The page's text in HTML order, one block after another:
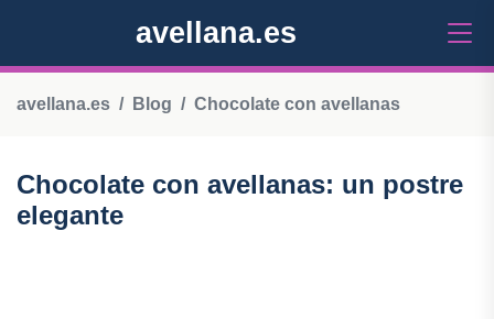
avellana.es
avellana.es Blog Chocolate con avellanas
Chocolate con avellanas: un postre
elegante